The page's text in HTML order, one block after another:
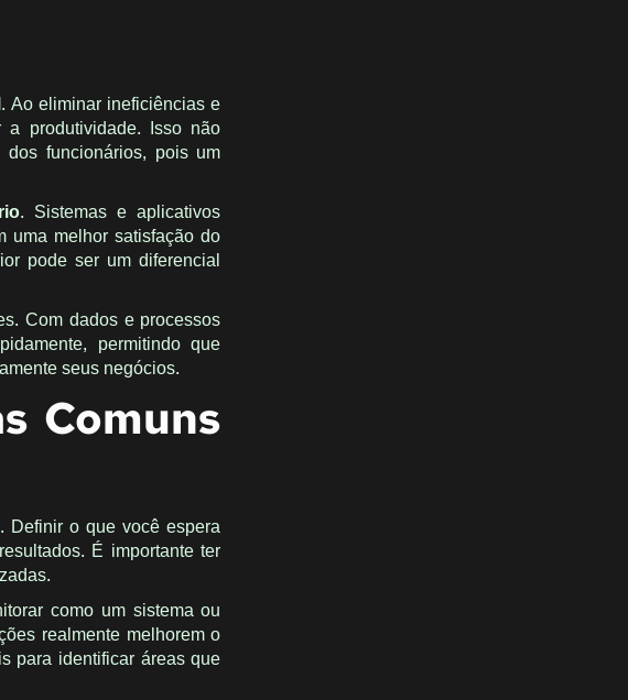
. Ao eliminar ineficiências e
produtividade. Isso não
funcionários, pois um
. Sistemas e aplicativos
uma melhor satisfação do
pode ser um diferencial
Com dados e processos
permitindo que
seus negócios.
Comuns
. Definir o que você espera
É importante ter
como um sistema ou
realmente melhorem o
para identificar áreas que